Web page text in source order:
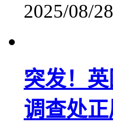
2025/08/28
突发！
调查处